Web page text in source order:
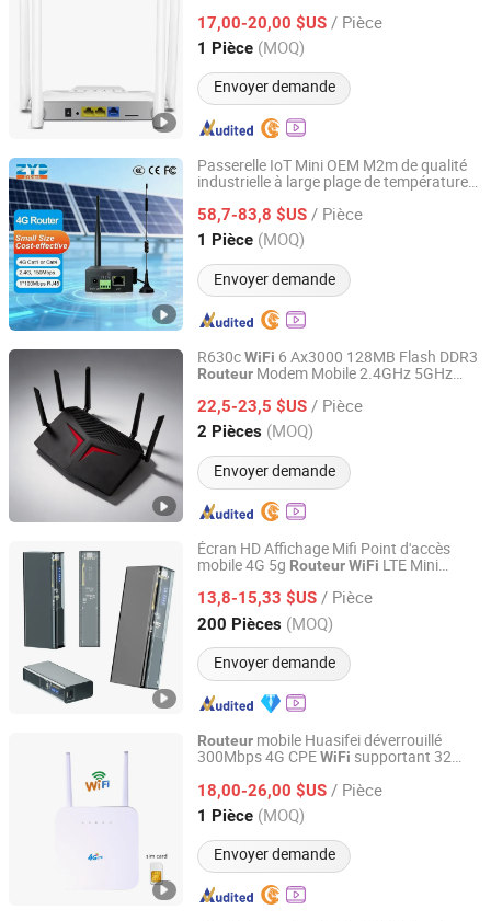
prend en charge le réseau sans fil et la
fonction
WiFi
17,00-20,00 $US / Pièce
1 Pièce (MOQ)
Envoyer demande
Guangdong, China Depuis 2026
Passerelle IoT Mini OEM M2m de qualité
industrielle à large plage de température
rail DIN avec port série 3G 4G
sans fil LTEWiFi
58,7-83,8 $US / Pièce
1 Pièce (MOQ)
Envoyer demande
ZYDlink (XiaMen) Information Technology Co., Ltd.
Fujian, China Depuis 2026
R630cWiFi 6 Ax3000 128MB Flash DDR3
Routeur Modem Mobile 2.4GHz 5GHz
Routeur WiFi
22,5-23,5 $US / Pièce
2 Pièces (MOQ)
Envoyer demande
Shenzhen Yisheng Technology Co., Ltd.
Guangdong, China Depuis 2025
Écran HD Affichage Mifi Point d'accès
mobile 4G 5g RouteurWiFi LTE Mini
poche
13,8-15,33 $US / Pièce
200 Pièces (MOQ)
Envoyer demande
Nanjing Yoongwin Technology Co., Ltd.
Jiangsu, China Depuis 2025
Routeur mobile Huasifei déverrouillé
300Mbps 4G CPEWiFi supportant 32
18,00-26,00 $US / Pièce
1 Pièce (MOQ)
Envoyer demande
Shenzhen Huasifei Technology Co., Ltd.
Guangdong, China Depuis 2023